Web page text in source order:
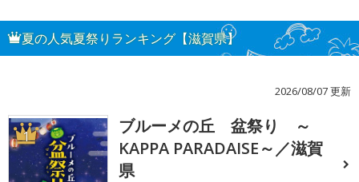
夏の人気夏祭りランキング【滋賀県】
2026/08/07 更新
1
ブルーメの丘 盆祭り ～
KAPPA PARADAISE～／滋賀
県